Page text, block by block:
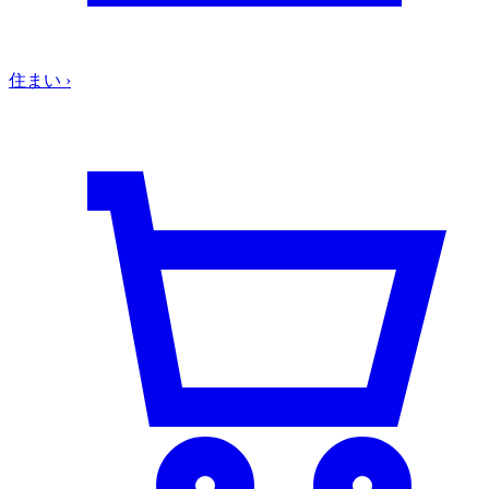
住まい ›